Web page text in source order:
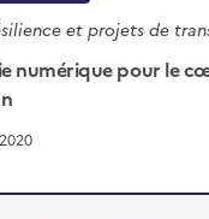
et projets de
numérique pour le